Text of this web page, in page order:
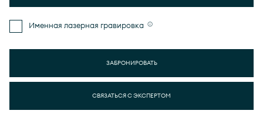
Именная лазерная гравировка
ЗАБРОНИРОВАТЬ
СВЯЗАТЬСЯ С ЭКСПЕРТОМ